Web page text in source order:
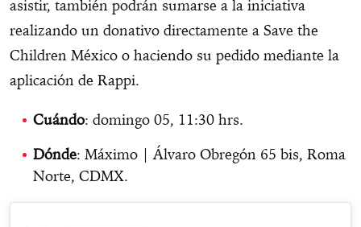
asistir, también podrán sumarse a la iniciativa
realizando un donativo directamente a Save the
Children México o haciendo su pedido mediante la
aplicación de Rappi.
Cuándo: domingo 05, 11:30 hrs.
Dónde: Máximo | Álvaro Obregón 65 bis, Roma
Norte, CDMX.